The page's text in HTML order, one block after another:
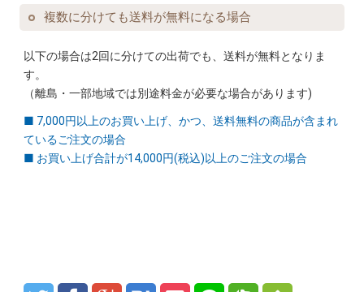
複数に分けても送料が無料になる場合
以下の場合は2回に分けての出荷でも、送料が無料となりま
す。
（離島・一部地域では別途料金が必要な場合があります)
■ 7,000円以上のお買い上げ、かつ、送料無料の商品が含まれ
ているご注文の場合
■ お買い上げ合計が14,000円(税込)以上のご注文の場合